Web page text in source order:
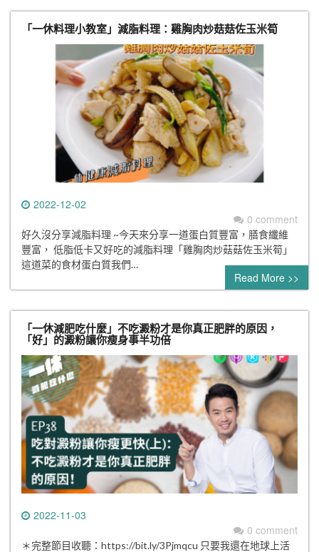
「一休料理小教室」減脂料理：雞胸肉炒菇菇佐玉米筍
2022-12-02
0 comment
好久沒分享減脂料理 ~今天來分享一道蛋白質豐富，膳食纖維
豐富， 低脂低卡又好吃的減脂料理「雞胸肉炒菇菇佐玉米筍」
這道菜的食材蛋白質我們…
Read More >>
「一休減肥吃什麼」不吃澱粉才是你真正肥胖的原因，
「好」的澱粉讓你瘦身事半功倍
2022-11-03
0 comment
＊完整節目收聽：https://bit.ly/3Pjmqcu 只要我還在地球上活